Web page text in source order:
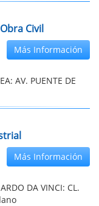
Civil
Más Información
AV. PUENTE DE
Más Información
DA VINCI: CL.